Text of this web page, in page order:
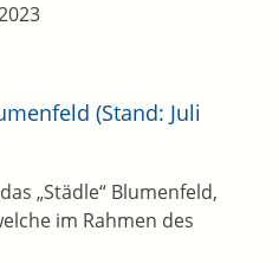
(Stand: Juli
„Städle“ Blumenfeld,
im Rahmen des